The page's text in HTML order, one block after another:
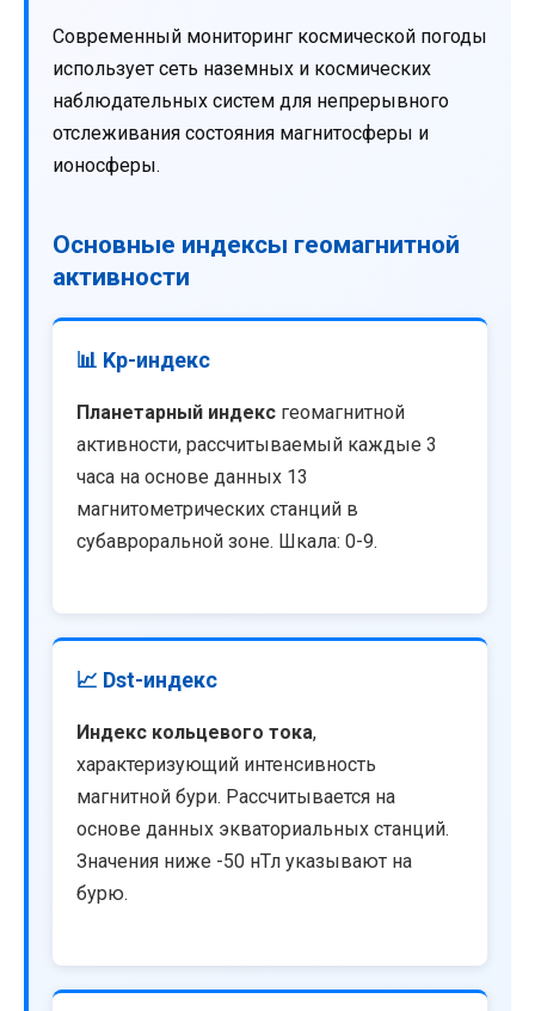
Современный мониторинг космической погоды
использует сеть наземных и космических
наблюдательных систем для непрерывного
отслеживания состояния магнитосферы и
ионосферы.
Основные индексы геомагнитной
активности
📊 Kp-индекс
Планетарный индекс геомагнитной
активности, рассчитываемый каждые 3
часа на основе данных 13
магнитометрических станций в
субавроральной зоне. Шкала: 0-9.
📈 Dst-индекс
Индекс кольцевого тока,
характеризующий интенсивность
магнитной бури. Рассчитывается на
основе данных экваториальных станций.
Значения ниже -50 нТл указывают на
бурю.